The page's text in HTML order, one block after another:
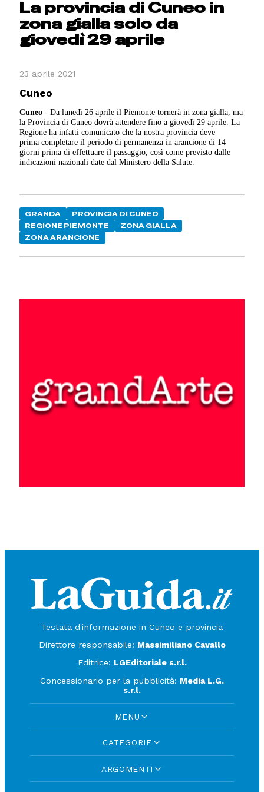
La provincia di Cuneo in
zona gialla solo da
giovedì 29 aprile
23 aprile 2021
Cuneo
Cuneo - Da lunedì 26 aprile il Piemonte tornerà in zona gialla, ma
la Provincia di Cuneo dovrà attendere fino a giovedì 29 aprile. La
Regione ha infatti comunicato che la nostra provincia deve
prima completare il periodo di permanenza in arancione di 14
giorni prima di effettuare il passaggio, così come previsto dalle
indicazioni nazionali date dal Ministero della Salute.
GRANDA
PROVINCIA DI CUNEO
REGIONE PIEMONTE
ZONA GIALLA
ZONA ARANCIONE
Testata d'informazione in Cuneo e provincia
Direttore responsabile: Massimiliano Cavallo
Editrice: LGEditoriale s.r.l.
Concessionario per la pubblicità: Media L.G.
s.r.l.
MENU
CATEGORIE
ARGOMENTI